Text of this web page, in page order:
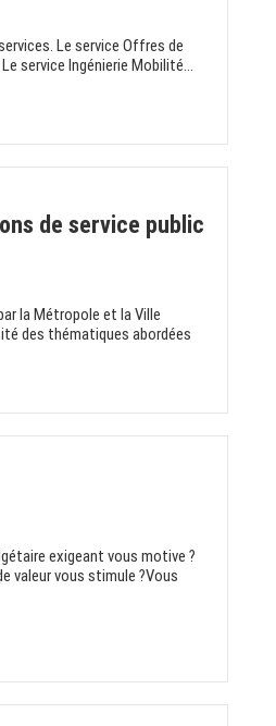
Le service Offres de
service Ingénierie Mobilité...
de service public
la Métropole et la Ville
des thématiques abordées
exigeant vous motive ?
valeur vous stimule ?Vous